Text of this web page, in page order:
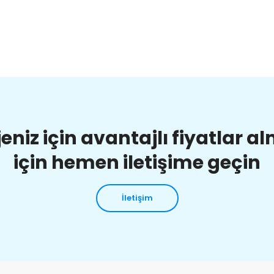
için avantajlı fiyatlar
için hemen iletişime geçin
İletişim